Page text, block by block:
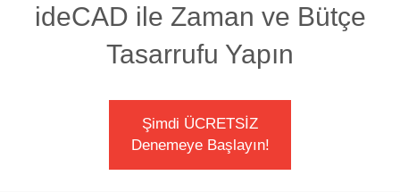
ideCAD ile Zaman ve Bütçe
Tasarrufu Yapın
Şimdi ÜCRETSİZ
Denemeye Başlayın!